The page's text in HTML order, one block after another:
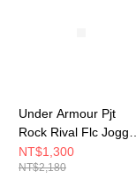
Under Armour Pjt
Rock Rival Flc Jogger
男 長褲 1389861-001
NT$1,300
NT$2,180